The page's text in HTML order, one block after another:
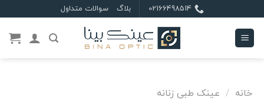
to
content
02166498514 بلاگ سوالات متداول
خانه / عینک طبی زنانه